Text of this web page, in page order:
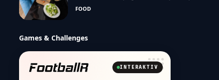
FOOD
Games & Challenges
INTERAKTIV